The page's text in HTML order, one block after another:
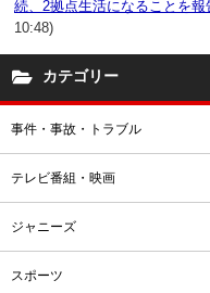
続、2拠点生活になることを報
10:48)
カテゴリー
事件・事故・トラブル
テレビ番組・映画
ジャニーズ
スポーツ